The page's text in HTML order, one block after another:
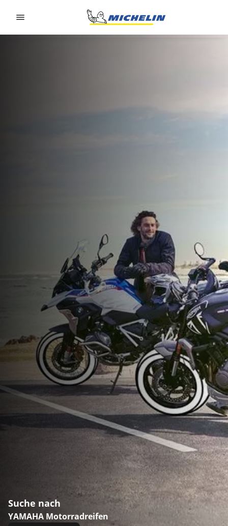
Suche nach
YAMAHA Motorradreifen